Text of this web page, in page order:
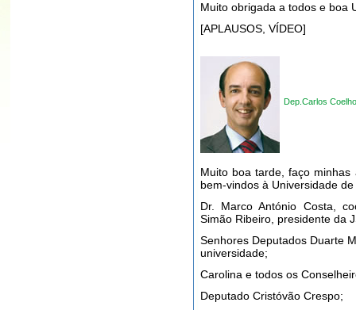
Muito obrigada a todos e boa
[APLAUSOS, VÍDEO]
Dep.Carlos Coelho
Muito boa tarde, faço
bem-vindos à Universidade
Dr. Marco António Costa,
Simão Ribeiro, presidente da
Senhores Deputados Duarte
universidade;
Carolina e todos os
Deputado Cristóvão Crespo;